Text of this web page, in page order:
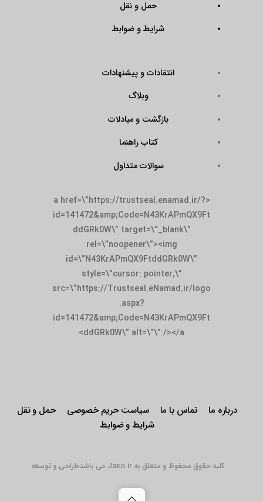
حمل و نقل
شرایط و ضوابط
انتقادات و پیشنهادات
وبلاگ
بازگشت و مبادلات
کتاب راهنما
سوالات متداول
<a href=\”https://trustseal.enamad.ir/?
id=141472&amp;Code=N43KrAPmQX9Ft
ddGRk0W\” target=\”_blank\”
rel=\”noopener\”><img
id=\”N43KrAPmQX9FtddGRk0W\”
style=\”cursor: pointer;\”
src=\”https://Trustseal.eNamad.ir/logo
.aspx?
id=141472&amp;Code=N43KrAPmQX9Ft
ddGRk0W\” alt=\”\” /></a>
درباره ما تماس با ما سیاست حریم خصوصی
حمل و نقل
شرایط و ضوابط
Back
کلیه حقوق محفوظ و متعلق به Jaxo.ir می باشد طراحی و توسعه